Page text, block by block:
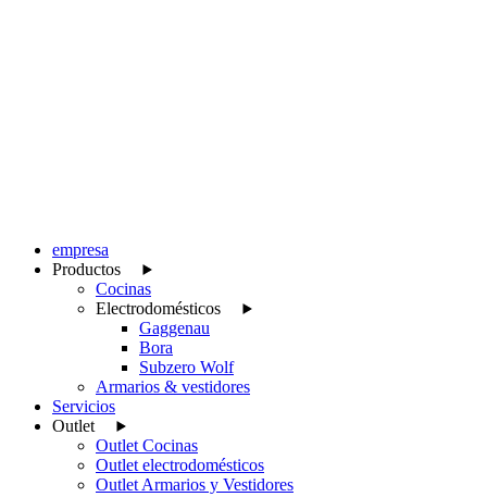
empresa
Productos
Cocinas
Electrodomésticos
Gaggenau
Bora
Subzero Wolf
Armarios & vestidores
Servicios
Outlet
Outlet Cocinas
Outlet electrodomésticos
Outlet Armarios y Vestidores